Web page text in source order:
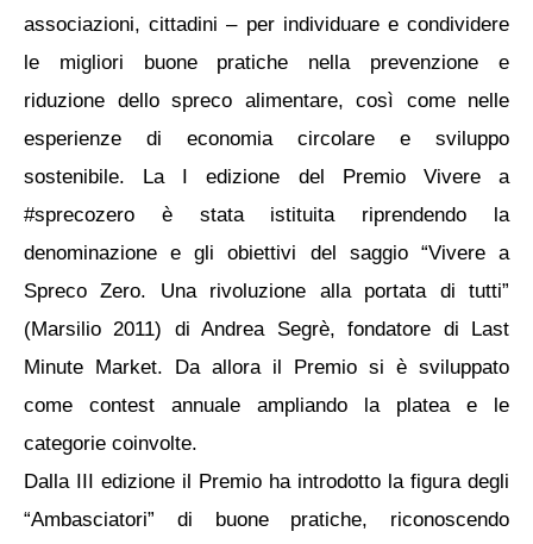
associazioni, cittadini – per individuare e condividere
le migliori buone pratiche nella prevenzione e
riduzione dello spreco alimentare, così come nelle
esperienze di economia circolare e sviluppo
sostenibile. La I edizione del Premio Vivere a
#sprecozero è stata istituita riprendendo la
denominazione e gli obiettivi del saggio “Vivere a
Spreco Zero. Una rivoluzione alla portata di tutti”
(Marsilio 2011) di Andrea Segrè, fondatore di Last
Minute Market. Da allora il Premio si è sviluppato
come contest annuale ampliando la platea e le
categorie coinvolte.
Dalla III edizione il Premio ha introdotto la figura degli
“Ambasciatori” di buone pratiche, riconoscendo